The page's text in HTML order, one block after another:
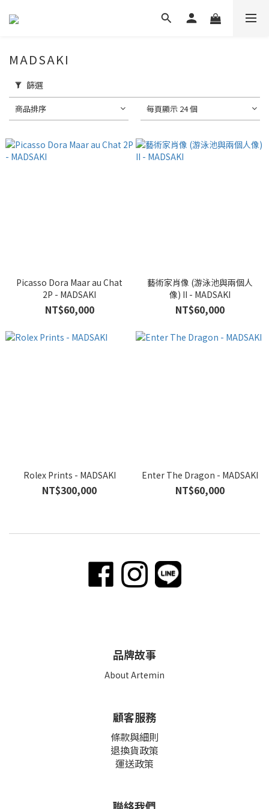
MADSAKI
篩選
商品排序 每頁顯示 24 個
Picasso Dora Maar au Chat
2P - MADSAKI
NT$60,000
藝術家肖像 (游泳池與兩個人
像) II - MADSAKI
NT$60,000
Rolex Prints - MADSAKI
NT$300,000
Enter The Dragon - MADSAKI
NT$60,000
品牌故事
About Artemin
顧客服務
條款與細則
退換貨政策
運送政策